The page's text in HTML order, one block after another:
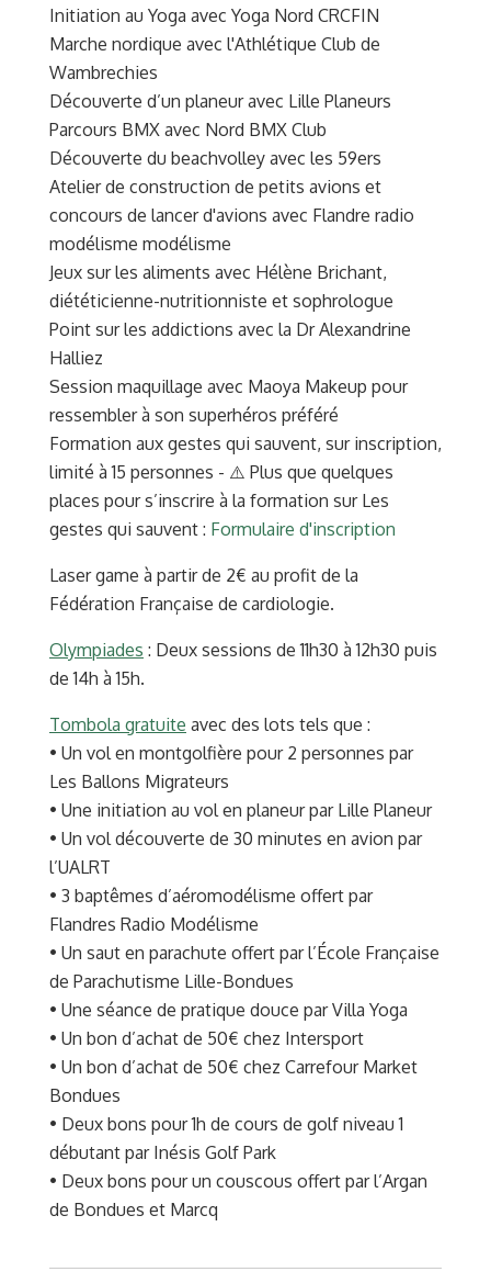
Initiation au Yoga avec Yoga Nord CRCFIN
Marche nordique avec l'Athlétique Club de
Wambrechies
Découverte d’un planeur avec Lille Planeurs
Parcours BMX avec Nord BMX Club
Découverte du beachvolley avec les 59ers
Atelier de construction de petits avions et
concours de lancer d'avions avec Flandre radio
modélisme modélisme
Jeux sur les aliments avec Hélène Brichant,
diététicienne-nutritionniste et sophrologue
Point sur les addictions avec la Dr Alexandrine
Halliez
Session maquillage avec Maoya Makeup pour
ressembler à son superhéros préféré
Formation aux gestes qui sauvent, sur inscription,
limité à 15 personnes - ⚠️ Plus que quelques
places pour s’inscrire à la formation sur Les
gestes qui sauvent : Formulaire d'inscription
Laser game à partir de 2€ au profit de la
Fédération Française de cardiologie.
Olympiades : Deux sessions de 11h30 à 12h30 puis
de 14h à 15h.
Tombola gratuite avec des lots tels que :
• Un vol en montgolfière pour 2 personnes par
Les Ballons Migrateurs
• Une initiation au vol en planeur par Lille Planeur
• Un vol découverte de 30 minutes en avion par
l’UALRT
• 3 baptêmes d’aéromodélisme offert par
Flandres Radio Modélisme
• Un saut en parachute offert par l’École Française
de Parachutisme Lille-Bondues
• Une séance de pratique douce par Villa Yoga
• Un bon d’achat de 50€ chez Intersport
• Un bon d’achat de 50€ chez Carrefour Market
Bondues
• Deux bons pour 1h de cours de golf niveau 1
débutant par Inésis Golf Park
• Deux bons pour un couscous offert par l’Argan
de Bondues et Marcq